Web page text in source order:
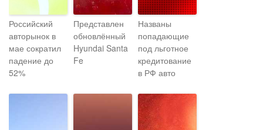
Российский
авторынок в
мае сократил
падение до
52%
Представлен
обновлённый
Hyundai Santa
Fe
Названы
попадающие
под льготное
кредитование
в РФ авто